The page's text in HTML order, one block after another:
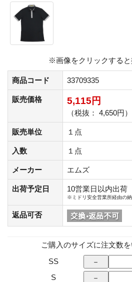
※画像をクリックすると
商品コード 33709335
販売価格 5,115円
（税抜： 4,650円）
販売単位 １点
入数 １点
メーカー エムズ
出荷予定日 10営業日以内出荷
※ミドリ安全営業所経由の納
返品可否
ご購入のサイズに注文数
SS
S